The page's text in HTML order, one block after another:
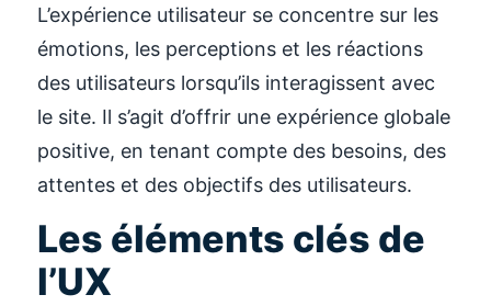
L’expérience utilisateur se concentre sur les
émotions, les perceptions et les réactions
des utilisateurs lorsqu’ils interagissent avec
le site. Il s’agit d’offrir une expérience globale
positive, en tenant compte des besoins, des
attentes et des objectifs des utilisateurs.
Les éléments clés de
l’UX